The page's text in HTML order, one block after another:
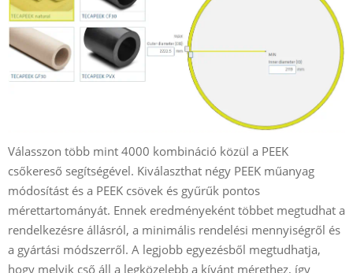
Válasszon több mint 4000 kombináció közül a PEEK
csőkereső segítségével. Kiválaszthat négy PEEK műanyag
módosítást és a PEEK csövek és gyűrűk pontos
mérettartományát. Ennek eredményeként többet megtudhat a
rendelkezésre állásról, a minimális rendelési mennyiségről és
a gyártási módszerről. A legjobb egyezésből megtudhatja,
hogy melyik cső áll a legközelebb a kívánt mérethez, így